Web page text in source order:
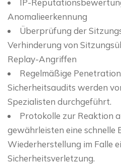
IP-
Anomalieerkennung
Überprüfung der
Verhinderung von
Replay-Angriffen
Regelmäßige
Sicherheitsaudits werden
Spezialisten durchgeführt.
Protokolle zur Reaktion
gewährleisten eine schnelle
Wiederherstellung im Falle
Sicherheitsverletzung.